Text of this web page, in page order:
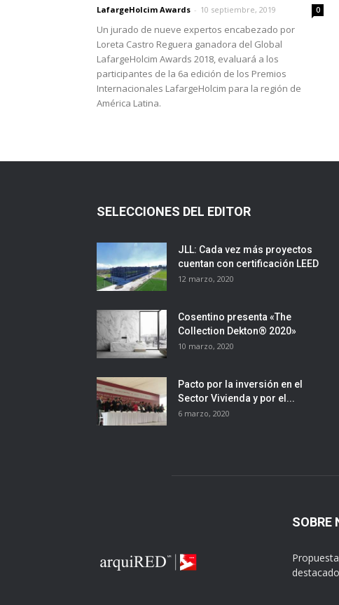
LafargeHolcim Awards - 10 septiembre, 2019 0
Un jurado de nueve expertos encabezado por
Loreta Castro Reguera ganadora del Global
LafargeHolcim Awards 2018, evaluará a los
participantes de la 6a edición de los Premios
Internacionales LafargeHolcim para la región de
América Latina.
SELECCIONES DEL EDITOR
JLL: Cada vez más proyectos
cuentan con certificación LEED
12 marzo, 2020
Cosentino presenta «The
Collection Dekton® 2020»
10 marzo, 2020
Pacto por la inversión en el
Sector Vivienda y por el...
6 marzo, 2020
SOBRE